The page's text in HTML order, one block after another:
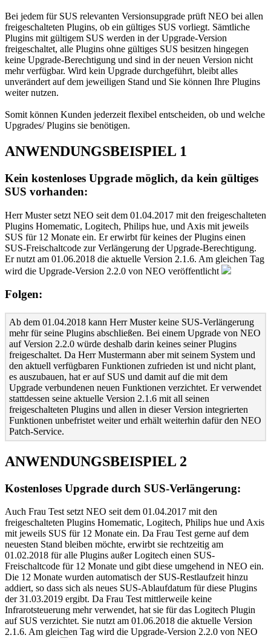
Bei jedem für SUS relevanten Versionsupgrade prüft NEO bei allen
freigeschalteten Plugins, ob ein gültiges SUS vorliegt. Sämtliche
Plugins mit gültigem SUS werden in der Upgrade-Version
freigeschaltet, alle Plugins ohne gültiges SUS besitzen hingegen
keine Upgrade-Berechtigung und sind in der neuen Version nicht
mehr verfügbar. Wird kein Upgrade durchgeführt, bleibt alles
unverändert auf dem jeweiligen Stand und Sie können Ihre Plugins
weiter nutzen.
Somit können Kunden jederzeit flexibel entscheiden, ob und welche
Upgrades/ Plugins sie benötigen.
ANWENDUNGSBEISPIEL 1
Kein kostenloses Upgrade möglich, da kein gültiges
SUS vorhanden:
Herr Muster setzt NEO seit dem 01.04.2017 mit den freigeschalteten
Plugins Homematic, Logitech, Philips hue, und Axis mit jeweils
SUS für 12 Monate ein. Er erwirbt für keines der Plugins einen
SUS-Freischaltcode zur Verlängerung der Upgrade-Berechtigung.
Er nutzt am 01.06.2018 die aktuelle Version 2.1.6. Am gleichen Tag
wird die Upgrade-Version 2.2.0 von NEO veröffentlicht
Folgen:
Ab dem 01.04.2018 kann Herr Muster keine SUS-Verlängerung
mehr für seine Plugins abschließen. Bei einem Upgrade von NEO
auf Version 2.2.0 würde deshalb darin keines seiner Plugins
freigeschaltet. Da Herr Mustermann aber mit seinem System und
den aktuell verfügbaren Funktionen zufrieden ist und nicht plant,
es auszubauen, hat er auf SUS und damit auf die mit dem
Upgrade verbundenen neuen Funktionen verzichtet. Er verwendet
stattdessen seine aktuelle Version 2.1.6 mit all seinen
freigeschalteten Plugins und allen in dieser Version integrierten
Funktionen unbefristet weiter und erhält weiterhin dafür den NEO
Patch-Service.
ANWENDUNGSBEISPIEL 2
Kostenloses Upgrade durch SUS-Verlängerung:
Auch Frau Test setzt NEO seit dem 01.04.2017 mit den
freigeschalteten Plugins Homematic, Logitech, Philips hue und Axis
mit jeweils SUS für 12 Monate ein. Da Frau Test gerne auf dem
neuesten Stand bleiben möchte, erwirbt sie rechtzeitig am
01.02.2018 für alle Plugins außer Logitech einen SUS-
Freischaltcode für 12 Monate und gibt diese umgehend in NEO ein.
Die 12 Monate wurden automatisch der SUS-Restlaufzeit hinzu
addiert, so dass sich als neues SUS-Ablaufdatum für diese Plugins
der 31.03.2019 ergibt. Da Frau Test mittlerweile keine
Infrarotsteuerung mehr verwendet, hat sie für das Logitech Plugin
auf SUS verzichtet. Sie nutzt am 01.06.2018 die aktuelle Version
2.1.6. Am gleichen Tag wird die Upgrade-Version 2.2.0 von NEO